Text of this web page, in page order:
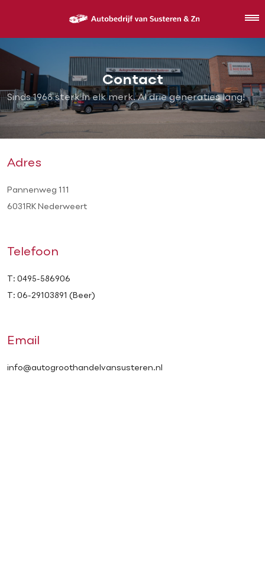
Contact
Sinds 1968 sterk in elk merk. Al drie generaties lang!
Adres
Pannenweg 111
6031RK Nederweert
Telefoon
T: 0495-586906
T: 06-29103891 (Beer)
Email
info@autogroothandelvansusteren.nl